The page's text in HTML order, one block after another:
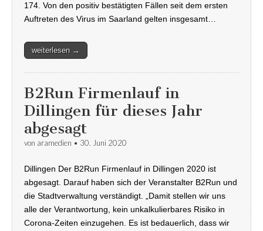
174. Von den positiv bestätigten Fällen seit dem ersten
Auftreten des Virus im Saarland gelten insgesamt…
weiterlesen →
B2Run Firmenlauf in
Dillingen für dieses Jahr
abgesagt
von aramedien • 30. Juni 2020
Dillingen Der B2Run Firmenlauf in Dillingen 2020 ist
abgesagt. Darauf haben sich der Veranstalter B2Run und
die Stadtverwaltung verständigt. „Damit stellen wir uns
alle der Verantwortung, kein unkalkulierbares Risiko in
Corona-Zeiten einzugehen. Es ist bedauerlich, dass wir